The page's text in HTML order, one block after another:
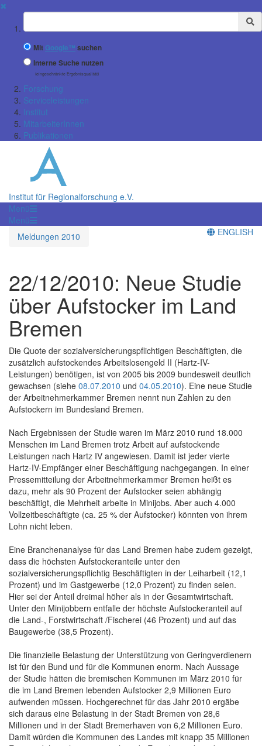
✖
Suchbegriff
Mit Google™ suchen
Interne Suche nutzen
(eingeschränkte Ergebnisqualität)
Forschung
Serviceleistungen
Institut
MitarbeiterInnen
Publikationen
Institut für Regionalforschung e.V.
Menü
Menü
Meldungen 2010
ENGLISH
22/12/2010: Neue Studie
über Aufstocker im Land
Bremen
Die Quote der sozialversicherungspflichtigen Beschäftigten, die
zusätzlich aufstockendes Arbeitslosengeld II (Hartz-IV-
Leistungen) benötigen, ist von 2005 bis 2009 bundesweit deutlich
gewachsen (siehe 08.07.2010 und 04.05.2010). Eine neue Studie
der Arbeitnehmerkammer Bremen nennt nun Zahlen zu den
Aufstockern im Bundesland Bremen.
Nach Ergebnissen der Studie waren im März 2010 rund 18.000
Menschen im Land Bremen trotz Arbeit auf aufstockende
Leistungen nach Hartz IV angewiesen. Damit ist jeder vierte
Hartz-IV-Empfänger einer Beschäftigung nachgegangen. In einer
Pressemitteilung der Arbeitnehmerkammer Bremen heißt es
dazu, mehr als 90 Prozent der Aufstocker seien abhängig
beschäftigt, die Mehrheit arbeite in Minijobs. Aber auch 4.000
Vollzeitbeschäftigte (ca. 25 % der Aufstocker) könnten von ihrem
Lohn nicht leben.
Eine Branchenanalyse für das Land Bremen habe zudem gezeigt,
dass die höchsten Aufstockeranteile unter den
sozialversicherungspflichtig Beschäftigten in der Leiharbeit (12,1
Prozent) und im Gastgewerbe (12,0 Prozent) zu finden seien.
Hier sei der Anteil dreimal höher als in der Gesamtwirtschaft.
Unter den Minijobbern entfalle der höchste Aufstockeranteil auf
die Land-, Forstwirtschaft /Fischerei (46 Prozent) und auf das
Baugewerbe (38,5 Prozent).
Die finanzielle Belastung der Unterstützung von Geringverdienern
ist für den Bund und für die Kommunen enorm. Nach Aussage
der Studie hätten die bremischen Kommunen im März 2010 für
die im Land Bremen lebenden Aufstocker 2,9 Millionen Euro
aufwenden müssen. Hochgerechnet für das Jahr 2010 ergäbe
sich daraus eine Belastung in der Stadt Bremen von 28,6
Millionen und in der Stadt Bremerhaven von 6,2 Millionen Euro.
Damit würden die Kommunen des Landes mit knapp 35 Millionen